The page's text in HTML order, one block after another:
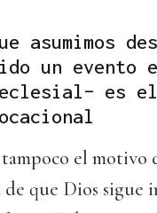
asumimos
un evento
eclesial– es
tampoco el motivo
de que Dios sigue